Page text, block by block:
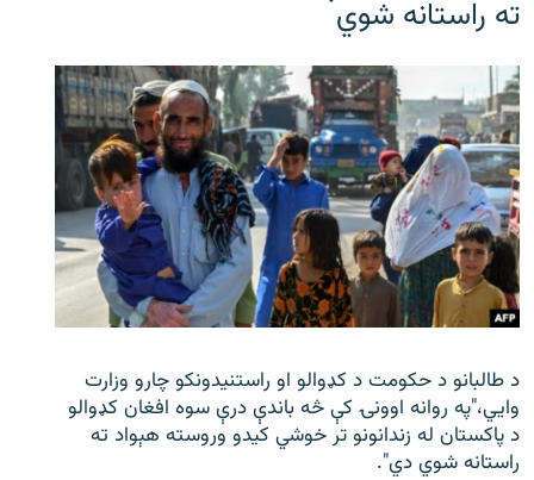
ته راستانه شوي
د طالبانو د حکومت د کډوالو او راستنیدونکو چارو وزارت
وايي،"په روانه اوونۍ کې څه باندې درې سوه افغان کډوالو
د پاکستان له زندانونو تر خوشي کیدو وروسته هېواد ته
راستانه شوي دي".